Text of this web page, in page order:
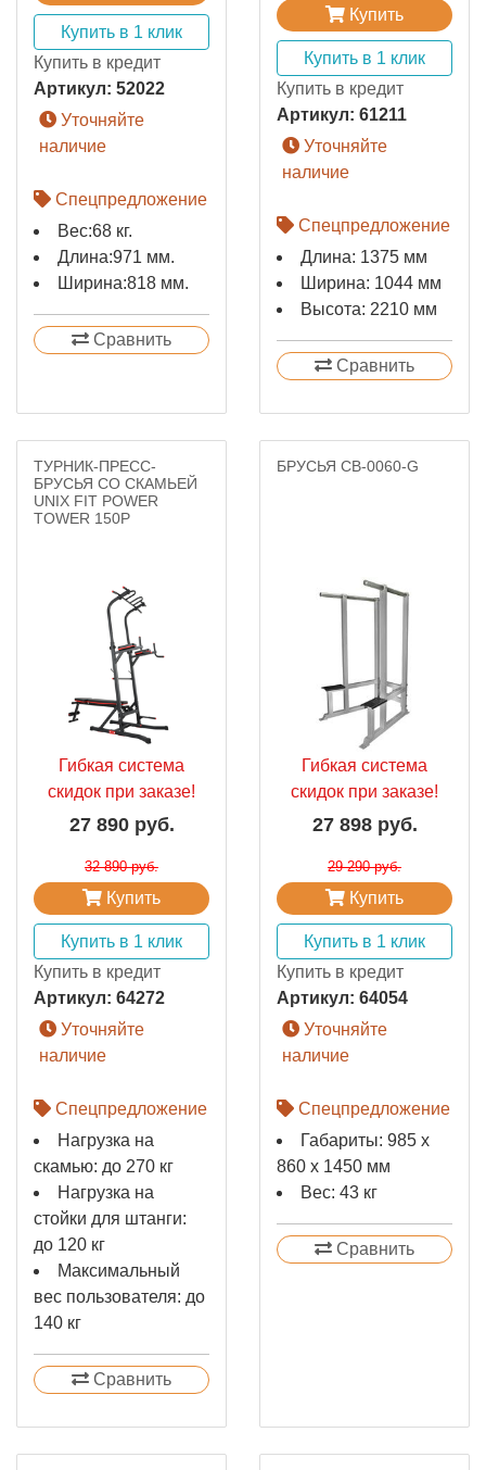
Купить в 1 клик
Купить в кредит
Артикул: 52022
Уточняйте
наличие
Спецпредложение
Вес:68 кг.
Длина:971 мм.
Ширина:818 мм.
Сравнить
Купить
Купить в 1 клик
Купить в кредит
Артикул: 61211
Уточняйте
наличие
Спецпредложение
Длина: 1375 мм
Ширина: 1044 мм
Высота: 2210 мм
Сравнить
ТУРНИК-ПРЕСС-
БРУСЬЯ СО СКАМЬЕЙ
UNIX FIT POWER
TOWER 150P
Гибкая система
скидок при заказе!
27 890 руб.
32 890 руб.
Купить
Купить в 1 клик
Купить в кредит
Артикул: 64272
Уточняйте
наличие
Спецпредложение
Нагрузка на
скамью: до 270 кг
Нагрузка на
стойки для штанги:
до 120 кг
Максимальный
вес пользователя: до
140 кг
Сравнить
БРУСЬЯ СВ-0060-G
Гибкая система
скидок при заказе!
27 898 руб.
29 290 руб.
Купить
Купить в 1 клик
Купить в кредит
Артикул: 64054
Уточняйте
наличие
Спецпредложение
Габариты: 985 x
860 x 1450 мм
Вес: 43 кг
Сравнить